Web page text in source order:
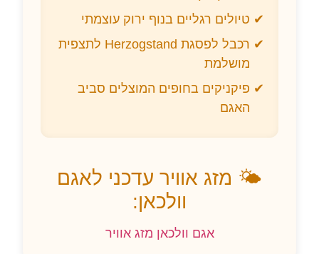
טיולים רגליים בנוף ירוק עוצמתי
רכבל לפסגת Herzogstand לתצפית
מושלמת
פיקניקים בחופים המוצלים סביב
האגם
🌤️ מזג אוויר עדכני לאגם
וולכאן:
אגם וולכאן מזג אוויר